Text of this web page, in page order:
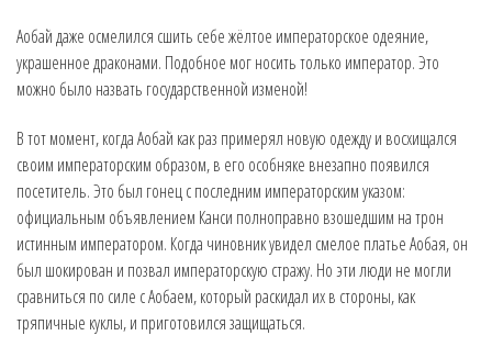
Аобай даже осмелился сшить себе жёлтое императорское одеяние,
украшенное драконами. Подобное мог носить только император. Это
можно было назвать государственной изменой!
В тот момент, когда Аобай как раз примерял новую одежду и восхищался
своим императорским образом, в его особняке внезапно появился
посетитель. Это был гонец с последним императорским указом:
официальным объявлением Канси полноправно взошедшим на трон
истинным императором. Когда чиновник увидел смелое платье Аобая, он
был шокирован и позвал императорскую стражу. Но эти люди не могли
сравниться по силе с Аобаем, который раскидал их в стороны, как
тряпичные куклы, и приготовился защищаться.